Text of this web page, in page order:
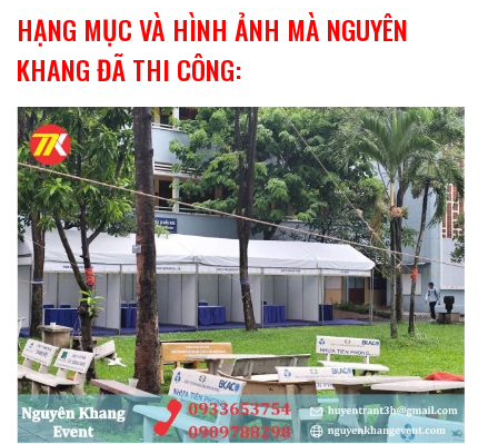
HẠNG MỤC VÀ HÌNH ẢNH MÀ NGUYÊN
KHANG ĐÃ THI CÔNG: